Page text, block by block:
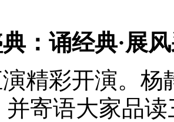
：诵经典·展
精彩开演。杨
并寄语大家品